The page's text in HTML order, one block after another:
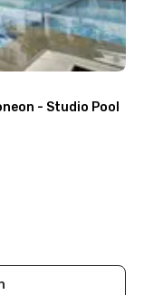
- Studio Pool